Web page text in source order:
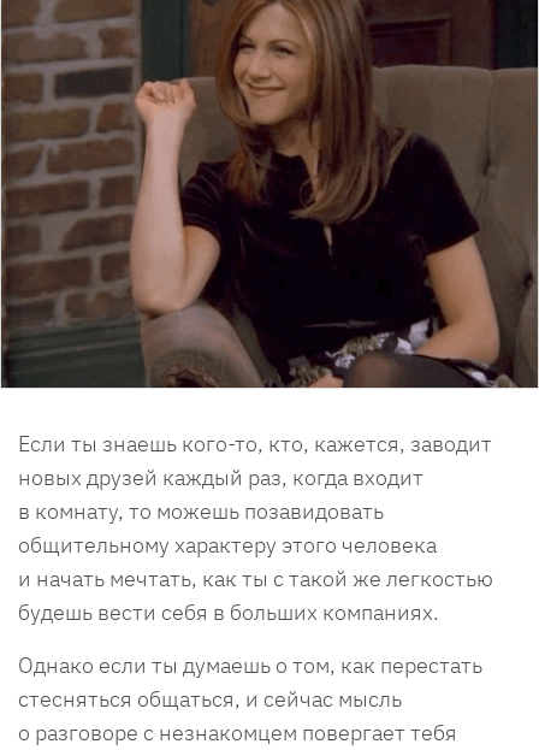
Если ты знаешь кого-то, кто, кажется, заводит
новых друзей каждый раз, когда входит
в комнату, то можешь позавидовать
общительному характеру этого человека
и начать мечтать, как ты с такой же легкостью
будешь вести себя в больших компаниях.
Однако если ты думаешь о том, как перестать
стесняться общаться, и сейчас мысль
о разговоре с незнакомцем повергает тебя